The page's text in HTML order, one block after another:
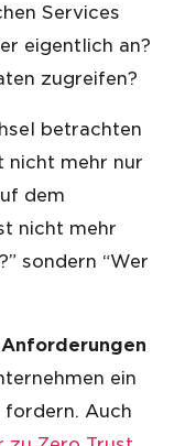
Services
eigentlich an?
zugreifen?
betrachten
mehr nur
dem
nicht mehr
sondern “Wer
ein
fordern. Auch